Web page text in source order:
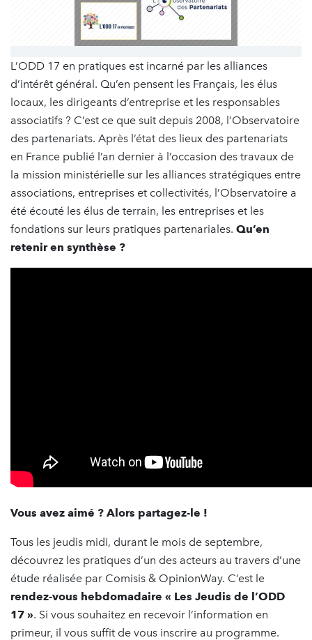
L’ODD 17 en pratiques est incarné par les alliances
d’intérêt général. Qu’en pensent les Français, les élus
locaux, les dirigeants d’entreprise et les responsables
associatifs ? C’est ce que suit depuis 2008, l’Observatoire
des partenariats. Après l’état des lieux des partenariats
en France publié l’an dernier à l’occasion des travaux de
la mission ministérielle sur les alliances stratégiques entre
associations, entreprises et collectivités, l’Observatoire a
été écouté les élus de terrain, les entreprises et les
fondations sur leurs pratiques partenariales. Qu’en
retenir en synthèse ?
Vous avez aimé ? Alors partagez-le !
Tous les jeudis midi, durant le mois de septembre,
découvrez les pratiques d’un des acteurs au travers d’une
étude réalisée par Comisis & OpinionWay. C’est le
rendez-vous hebdomadaire « Les Jeudis de l’ODD
17 ». Si vous souhaitez en recevoir l’information en
primeur, il vous suffit de vous inscrire au programme.